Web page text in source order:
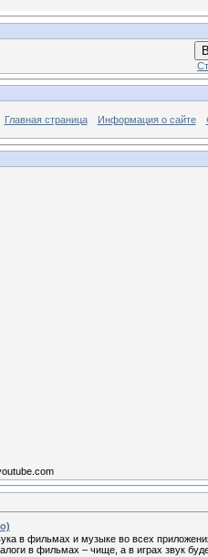
Главная страница Информация о сайте
в фильмах и музыке во всех
в фильмах – чище, а в играх звук